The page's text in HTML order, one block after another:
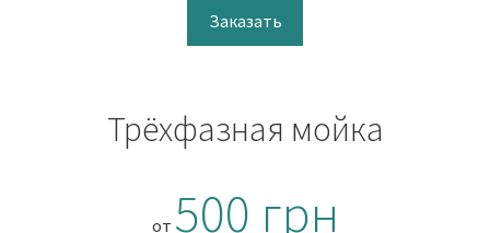
Заказать
Трёхфазная мойка
от 500 грн